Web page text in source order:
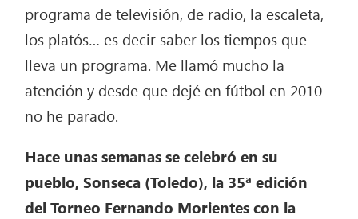
programa de televisión, de radio, la escaleta,
los platós… es decir saber los tiempos que
lleva un programa. Me llamó mucho la
atención y desde que dejé en fútbol en 2010
no he parado.
Hace unas semanas se celebró en su
pueblo, Sonseca (Toledo), la 35ª edición
del Torneo Fernando Morientes con la